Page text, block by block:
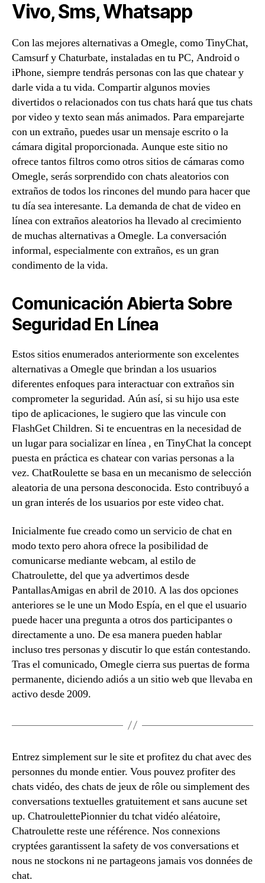
Vivo, Sms, Whatsapp
Con las mejores alternativas a Omegle, como TinyChat,
Camsurf y Chaturbate, instaladas en tu PC, Android o
iPhone, siempre tendrás personas con las que chatear y
darle vida a tu vida. Compartir algunos movies
divertidos o relacionados con tus chats hará que tus chats
por video y texto sean más animados. Para emparejarte
con un extraño, puedes usar un mensaje escrito o la
cámara digital proporcionada. Aunque este sitio no
ofrece tantos filtros como otros sitios de cámaras como
Omegle, serás sorprendido con chats aleatorios con
extraños de todos los rincones del mundo para hacer que
tu día sea interesante. La demanda de chat de video en
línea con extraños aleatorios ha llevado al crecimiento
de muchas alternativas a Omegle. La conversación
informal, especialmente con extraños, es un gran
condimento de la vida.
Comunicación Abierta Sobre
Seguridad En Línea
Estos sitios enumerados anteriormente son excelentes
alternativas a Omegle que brindan a los usuarios
diferentes enfoques para interactuar con extraños sin
comprometer la seguridad. Aún así, si su hijo usa este
tipo de aplicaciones, le sugiero que las vincule con
FlashGet Children. Si te encuentras en la necesidad de
un lugar para socializar en línea , en TinyChat la concept
puesta en práctica es chatear con varias personas a la
vez. ChatRoulette se basa en un mecanismo de selección
aleatoria de una persona desconocida. Esto contribuyó a
un gran interés de los usuarios por este video chat.
Inicialmente fue creado como un servicio de chat en
modo texto pero ahora ofrece la posibilidad de
comunicarse mediante webcam, al estilo de
Chatroulette, del que ya advertimos desde
PantallasAmigas en abril de 2010. A las dos opciones
anteriores se le une un Modo Espía, en el que el usuario
puede hacer una pregunta a otros dos participantes o
directamente a uno. De esa manera pueden hablar
incluso tres personas y discutir lo que están contestando.
Tras el comunicado, Omegle cierra sus puertas de forma
permanente, diciendo adiós a un sitio web que llevaba en
activo desde 2009.
Entrez simplement sur le site et profitez du chat avec des
personnes du monde entier. Vous pouvez profiter des
chats vidéo, des chats de jeux de rôle ou simplement des
conversations textuelles gratuitement et sans aucune set
up. ChatroulettePionnier du tchat vidéo aléatoire,
Chatroulette reste une référence. Nos connexions
cryptées garantissent la safety de vos conversations et
nous ne stockons ni ne partageons jamais vos données de
chat.